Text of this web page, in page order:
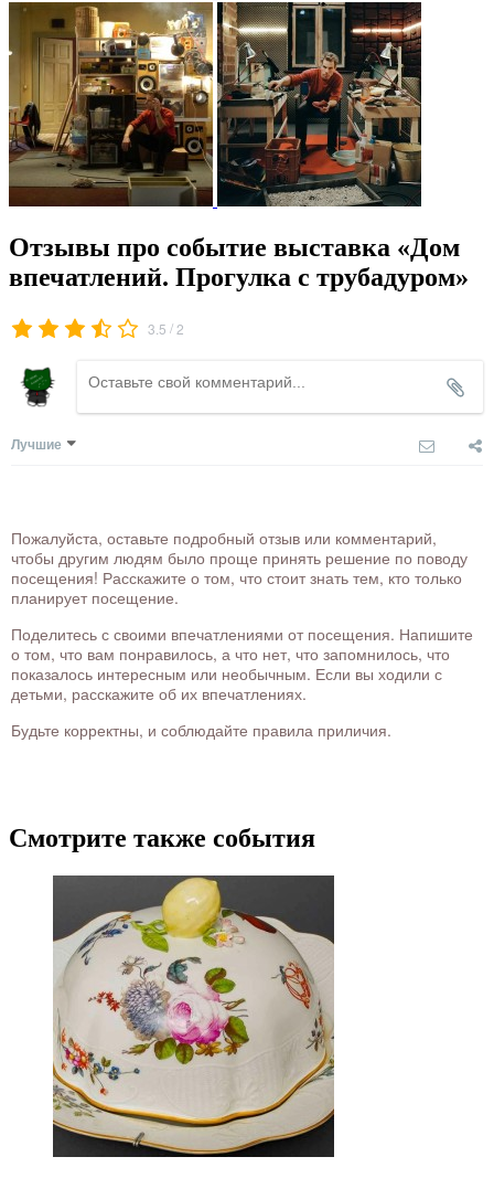
Отзывы про событие выставка «Дом
впечатлений. Прогулка с трубадуром»
3.5 /2
Лучшие
Пожалуйста, оставьте подробный отзыв или комментарий,
чтобы другим людям было проще принять решение по поводу
посещения! Расскажите о том, что стоит знать тем, кто только
планирует посещение.
Поделитесь с своими впечатлениями от посещения. Напишите
о том, что вам понравилось, а что нет, что запомнилось, что
показалось интересным или необычным. Если вы ходили с
детьми, расскажите об их впечатлениях.
Будьте корректны, и соблюдайте правила приличия.
Смотрите также события